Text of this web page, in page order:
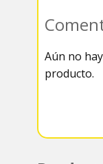
k
rr
a
m
s
A
p
Aún no
producto.